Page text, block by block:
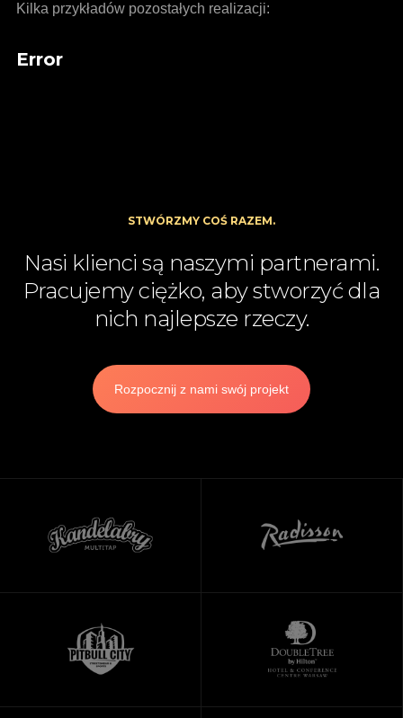
Kilka przykładów pozostałych realizacji:
Error
STWÓRZMY COŚ RAZEM.
Nasi klienci są naszymi partnerami.
Pracujemy ciężko, aby stworzyć dla
nich najlepsze rzeczy.
Rozpocznij z nami swój projekt